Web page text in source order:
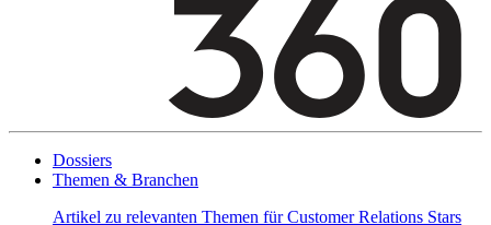
Dossiers
Themen & Branchen
Artikel zu relevanten Themen für Customer Relations Stars